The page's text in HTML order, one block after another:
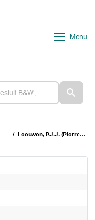
Menu
Leeuwen, P.J.J. (Pierre) van